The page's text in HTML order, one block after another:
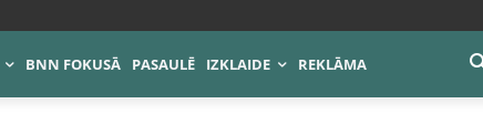
BNN FOKUSĀ PASAULĒ IZKLAIDE REKLĀMA